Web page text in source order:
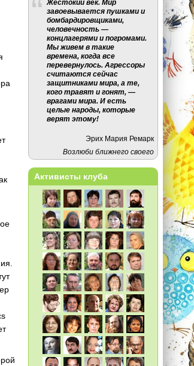
Жестокий век. Мир
завоевывается пушками и
бомбардировщиками,
человечность —
концлагерями и погромами.
Мы живем в такие
времена, когда все
перевернулось. Агрессоры
считаются сейчас
защитниками мира, а те,
кого травят и гонят, —
врагами мира. И есть
целые народы, которые
верят этому!
Эрих Мария Ремарк
Возлюби ближнего своего
Активисты клуба